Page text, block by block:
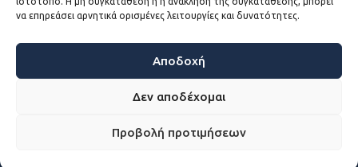
να επηρεάσει αρνητικά ορισμένες λειτουργίες και δυνατότητες.
Αποδοχή
Δεν αποδέχομαι
Προβολή προτιμήσεων
Η ΚΕΔΕ
Sitemap
Προσβασιμότητα
Όροι χρήσης
WEB DEVELOPMENT BY ΕΓΚΡΙΤΟΣ GROUP - ΣΥΝΕΡΓΑΣΙΑ Α.Ε.